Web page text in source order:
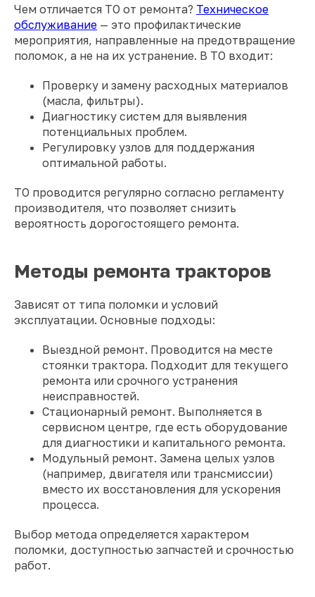
Чем отличается ТО от ремонта? Техническое
обслуживание — это профилактические
мероприятия, направленные на предотвращение
поломок, а не на их устранение. В ТО входит:
Проверку и замену расходных материалов
(масла, фильтры).
Диагностику систем для выявления
потенциальных проблем.
Регулировку узлов для поддержания
оптимальной работы.
ТО проводится регулярно согласно регламенту
производителя, что позволяет снизить
вероятность дорогостоящего ремонта.
Методы ремонта тракторов
Зависят от типа поломки и условий
эксплуатации. Основные подходы:
Выездной ремонт. Проводится на месте
стоянки трактора. Подходит для текущего
ремонта или срочного устранения
неисправностей.
Стационарный ремонт. Выполняется в
сервисном центре, где есть оборудование
для диагностики и капитального ремонта.
Модульный ремонт. Замена целых узлов
(например, двигателя или трансмиссии)
вместо их восстановления для ускорения
процесса.
Выбор метода определяется характером
поломки, доступностью запчастей и срочностью
работ.